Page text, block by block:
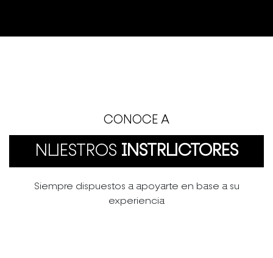
CONOCE A
NUESTROS INSTRUCTORES
Siempre dispuestos a apoyarte en base a su
experiencia